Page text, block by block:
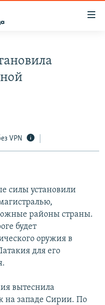
VPN
силы установили
районы страны.
будет
оружия в
для его
вытеснила
на западе Сирии. По